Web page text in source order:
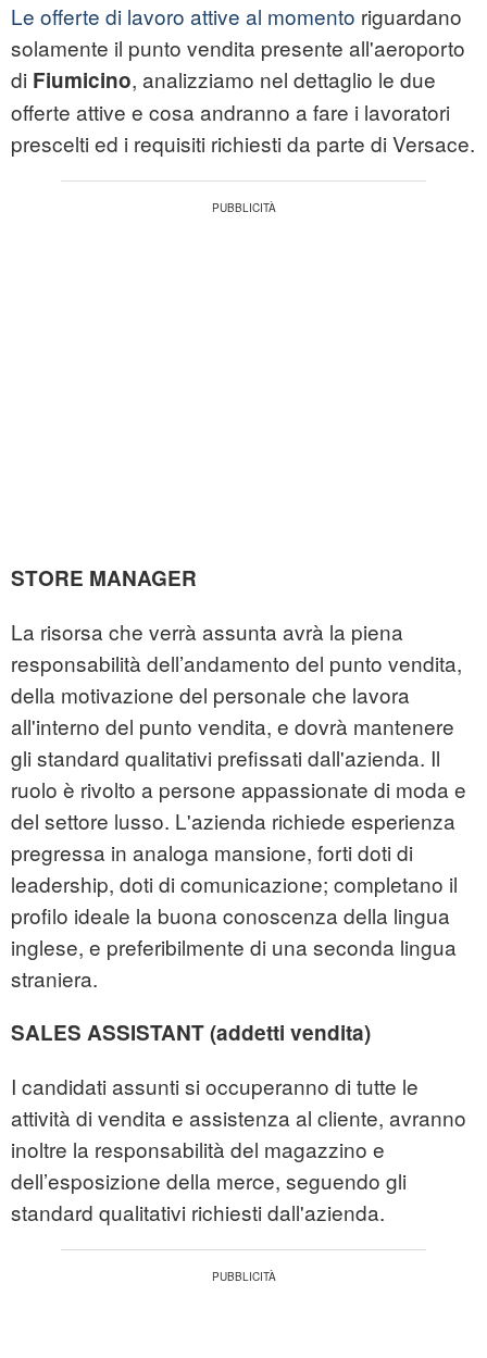
Le offerte di lavoro attive al momento riguardano
solamente il punto vendita presente all'aeroporto
di Fiumicino, analizziamo nel dettaglio le due
offerte attive e cosa andranno a fare i lavoratori
prescelti ed i requisiti richiesti da parte di Versace.
STORE MANAGER
La risorsa che verrà assunta avrà la piena
responsabilità dell’andamento del punto vendita,
della motivazione del personale che lavora
all'interno del punto vendita, e dovrà mantenere
gli standard qualitativi prefissati dall'azienda. Il
ruolo è rivolto a persone appassionate di moda e
del settore lusso. L'azienda richiede esperienza
pregressa in analoga mansione, forti doti di
leadership, doti di comunicazione; completano il
profilo ideale la buona conoscenza della lingua
inglese, e preferibilmente di una seconda lingua
straniera.
SALES ASSISTANT (addetti vendita)
I candidati assunti si occuperanno di tutte le
attività di vendita e assistenza al cliente, avranno
inoltre la responsabilità del magazzino e
dell’esposizione della merce, seguendo gli
standard qualitativi richiesti dall'azienda.